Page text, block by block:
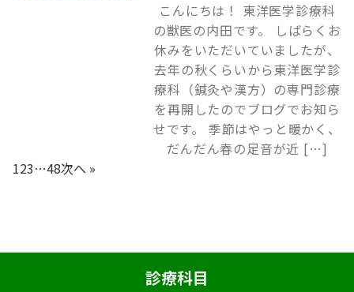
こんにちは！ 東洋医学診療科
の獣医の内田です。 しばらくお
休みをいただいていましたが、
去年の秋くらいから東洋医学診
療科（鍼灸や漢方）の専門診療
を再開したのでブログでお知ら
せです。 季節はやっと暖かく、
だんだん春の足音が近 […]
123…48次へ »
診療科目